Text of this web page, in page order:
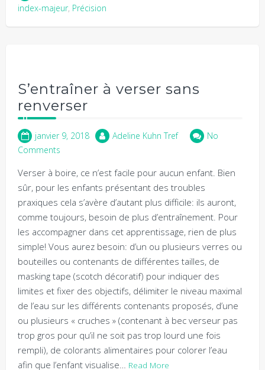
index-majeur, Précision
S’entraîner à verser sans
renverser
janvier 9, 2018 Adeline Kuhn Tref
No
Comments
Verser à boire, ce n’est facile pour aucun enfant. Bien
sûr, pour les enfants présentant des troubles
praxiques cela s’avère d’autant plus difficile: ils auront,
comme toujours, besoin de plus d’entraînement. Pour
les accompagner dans cet apprentissage, rien de plus
simple! Vous aurez besoin: d’un ou plusieurs verres ou
bouteilles ou contenants de différentes tailles, de
masking tape (scotch décoratif) pour indiquer des
limites et fixer des objectifs, délimiter le niveau maximal
de l’eau sur les différents contenants proposés, d’une
ou plusieurs « cruches » (contenant à bec verseur pas
trop gros pour qu’il ne soit pas trop lourd une fois
rempli), de colorants alimentaires pour colorer l’eau
afin que l’enfant visualise… Read More